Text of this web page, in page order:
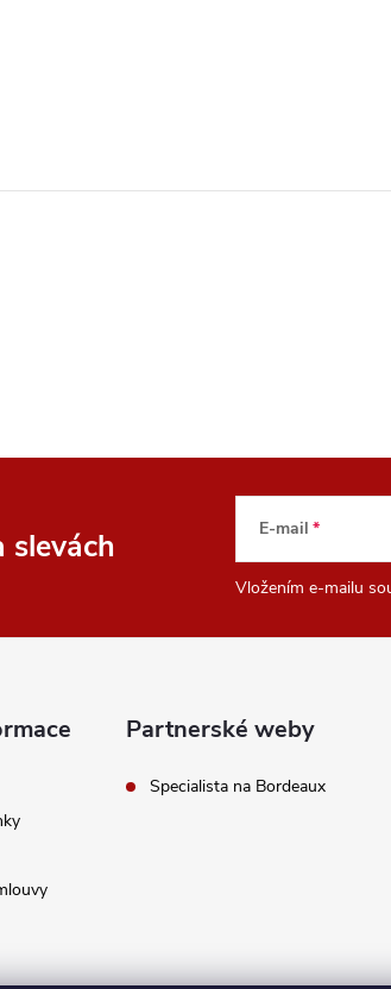
slevách E-mail
Vložením e-mailu
Partnerské weby
Specialista na Bordeaux